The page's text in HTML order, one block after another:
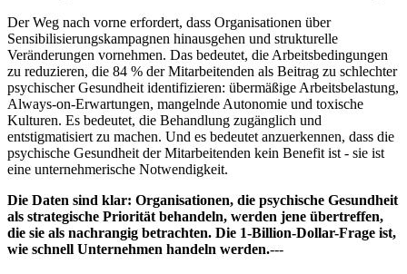
Der Weg nach vorne erfordert, dass Organisationen über
Sensibilisierungskampagnen hinausgehen und strukturelle
Veränderungen vornehmen. Das bedeutet, die Arbeitsbedingungen
zu reduzieren, die 84 % der Mitarbeitenden als Beitrag zu schlechter
psychischer Gesundheit identifizieren: übermäßige Arbeitsbelastung,
Always-on-Erwartungen, mangelnde Autonomie und toxische
Kulturen. Es bedeutet, die Behandlung zugänglich und
entstigmatisiert zu machen. Und es bedeutet anzuerkennen, dass die
psychische Gesundheit der Mitarbeitenden kein Benefit ist - sie ist
eine unternehmerische Notwendigkeit.
Die Daten sind klar: Organisationen, die psychische Gesundheit
als strategische Priorität behandeln, werden jene übertreffen,
die sie als nachrangig betrachten. Die 1-Billion-Dollar-Frage ist,
wie schnell Unternehmen handeln werden.---